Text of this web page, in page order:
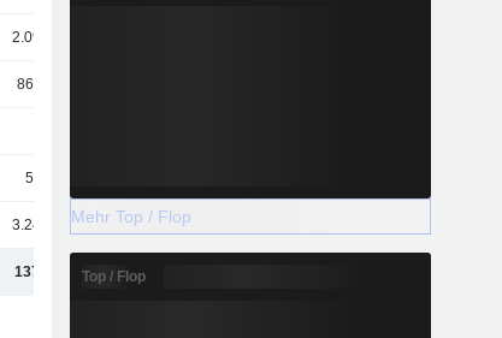
2.09 Mrd.
860 Mio.
59 Mio.
3.24 Mrd. 3.43 Mrd.
137 Mrd. 156 Mrd.
Mehr Top / Flop
Top / Flop